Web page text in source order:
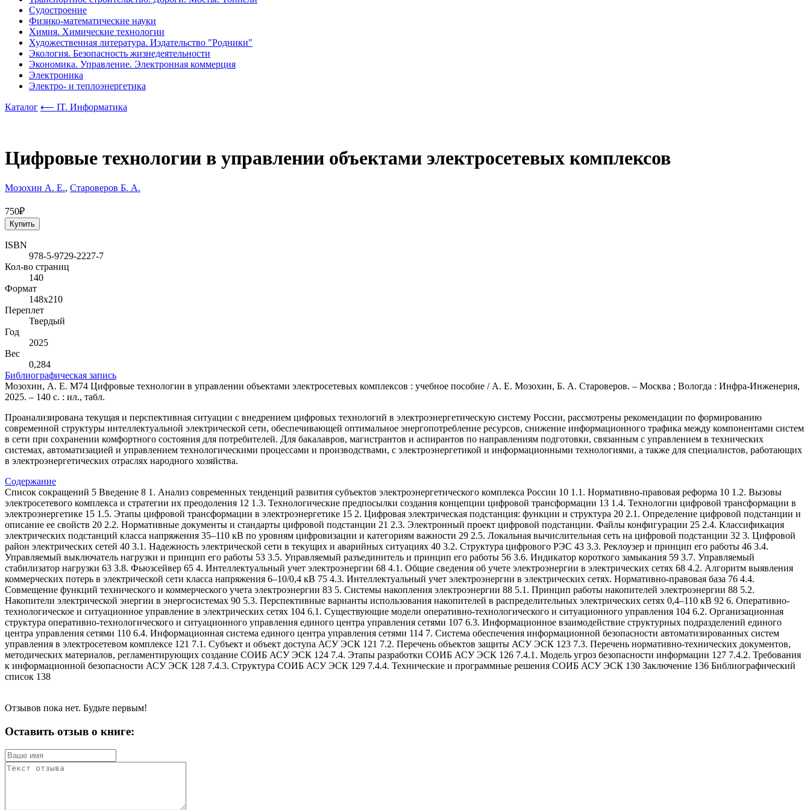
Судостроение
Физико-математические науки
Химия. Химические технологии
Художественная литература. Издательство "Родники"
Экология. Безопасность жизнедеятельности
Экономика. Управление. Электронная коммерция
Электроника
Электро- и теплоэнергетика
Каталог ⟵ IT. Информатика
Цифровые технологии в управлении объектами электросетевых комплексов
Мозохин А. Е., Староверов Б. А.
750₽
Купить
ISBN
978-5-9729-2227-7
Кол-во страниц
140
Формат
148х210
Переплет
Твердый
Год
2025
Вес
0,284
Библиографическая запись
Мозохин, А. Е. М74 Цифровые технологии в управлении объектами электросетевых комплексов : учебное пособие / А. Е. Мозохин, Б. А. Староверов. – Москва ; Вологда : Инфра-Инженерия,
2025. – 140 с. : ил., табл.
Проанализирована текущая и перспективная ситуации с внедрением цифровых технологий в электроэнергетическую систему России, рассмотрены рекомендации по формированию
современной структуры интеллектуальной электрической сети, обеспечивающей оптимальное энергопотребление ресурсов, снижение информационного трафика между компонентами систем
в сети при сохранении комфортного состояния для потребителей. Для бакалавров, магистрантов и аспирантов по направлениям подготовки, связанным с управлением в технических
системах, автоматизацией и управлением технологическими процессами и производствами, с электроэнергетикой и информационными технологиями, а также для специалистов, работающих
в электроэнергетических отраслях народного хозяйства.
Содержание
Список сокращений 5 Введение 8 1. Анализ современных тенденций развития субъектов электроэнергетического комплекса России 10 1.1. Нормативно-правовая реформа 10 1.2. Вызовы
электросетевого комплекса и стратегии их преодоления 12 1.3. Технологические предпосылки создания концепции цифровой трансформации 13 1.4. Технологии цифровой трансформации в
электроэнергетике 15 1.5. Этапы цифровой трансформации в электроэнергетике 15 2. Цифровая электрическая подстанция: функции и структура 20 2.1. Определение цифровой подстанции и
описание ее свойств 20 2.2. Нормативные документы и стандарты цифровой подстанции 21 2.3. Электронный проект цифровой подстанции. Файлы конфигурации 25 2.4. Классификация
электрических подстанций класса напряжения 35–110 кВ по уровням цифровизации и категориям важности 29 2.5. Локальная вычислительная сеть на цифровой подстанции 32 3. Цифровой
район электрических сетей 40 3.1. Надежность электрической сети в текущих и аварийных ситуациях 40 3.2. Структура цифрового РЭС 43 3.3. Реклоузер и принцип его работы 46 3.4.
Управляемый выключатель нагрузки и принцип его работы 53 3.5. Управляемый разъединитель и принцип его работы 56 3.6. Индикатор короткого замыкания 59 3.7. Управляемый
стабилизатор нагрузки 63 3.8. Фьюзсейвер 65 4. Интеллектуальный учет электроэнергии 68 4.1. Общие сведения об учете электроэнергии в электрических сетях 68 4.2. Алгоритм выявления
коммерческих потерь в электрической сети класса напряжения 6–10/0,4 кВ 75 4.3. Интеллектуальный учет электроэнергии в электрических сетях. Нормативно-правовая база 76 4.4.
Совмещение функций технического и коммерческого учета электроэнергии 83 5. Системы накопления электроэнергии 88 5.1. Принцип работы накопителей электроэнергии 88 5.2.
Накопители электрической энергии в энергосистемах 90 5.3. Перспективные варианты использования накопителей в распределительных электрических сетях 0,4–110 кВ 92 6. Оперативно-
технологическое и ситуационное управление в электрических сетях 104 6.1. Существующие модели оперативно-технологического и ситуационного управления 104 6.2. Организационная
структура оперативно-технологического и ситуационного управления единого центра управления сетями 107 6.3. Информационное взаимодействие структурных подразделений единого
центра управления сетями 110 6.4. Информационная система единого центра управления сетями 114 7. Система обеспечения информационной безопасности автоматизированных систем
управления в электросетевом комплексе 121 7.1. Субъект и объект доступа АСУ ЭСК 121 7.2. Перечень объектов защиты АСУ ЭСК 123 7.3. Перечень нормативно-технических документов,
методических материалов, регламентирующих создание СОИБ АСУ ЭСК 124 7.4. Этапы разработки СОИБ АСУ ЭСК 126 7.4.1. Модель угроз безопасности информации 127 7.4.2. Требования
к информационной безопасности АСУ ЭСК 128 7.4.3. Структура СОИБ АСУ ЭСК 129 7.4.4. Технические и программные решения СОИБ АСУ ЭСК 130 Заключение 136 Библиографический
список 138
Отзывов пока нет. Будьте первым!
Оставить отзыв о книге: